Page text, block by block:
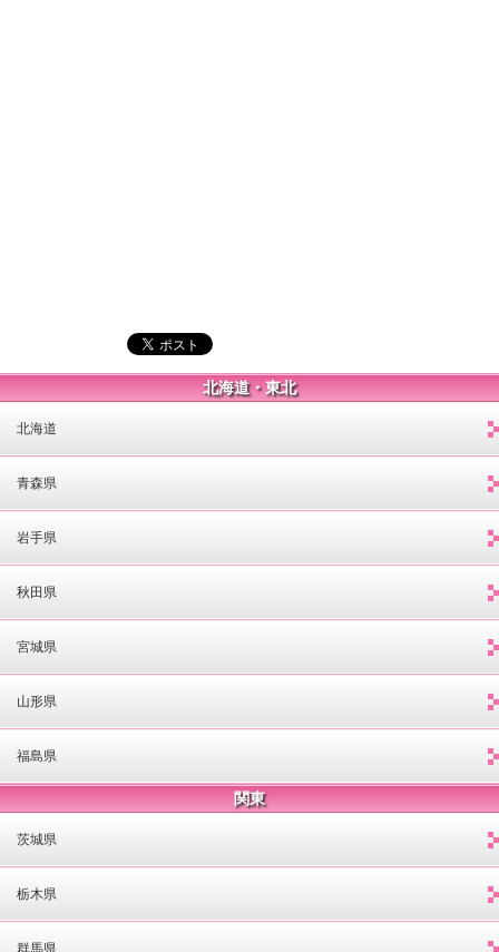
北海道・東北
北海道
青森県
岩手県
秋田県
宮城県
山形県
福島県
関東
茨城県
栃木県
群馬県